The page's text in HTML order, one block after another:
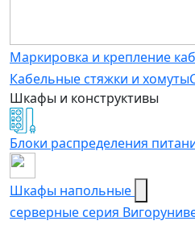
Маркировка и крепление
Кабельные стяжки и хомуты
Шкафы и конструктивы
Блоки распределения
Шкафы напольные
серверные серия Вигор